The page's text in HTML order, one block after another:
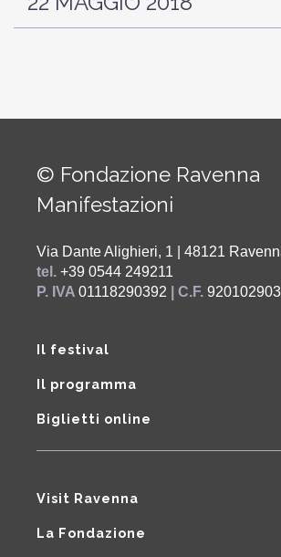
© Fondazione Ravenna
Manifestazioni
Via Dante Alighieri, 1 | 48121
tel. +39 0544 249211
P. IVA 01118290392 | C.F.
Il festival
Il programma
Biglietti online
Visit Ravenna
La Fondazione